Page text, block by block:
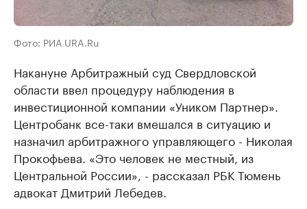
Фото: РИА URA.Ru
Накануне Арбитражный суд Свердловской
области ввел процедуру наблюдения в
инвестиционной компании «Уником Партнер».
Центробанк все-таки вмешался в ситуацию и
назначил арбитражного управляющего - Николая
Прокофьева. «Это человек не местный, из
Центральной России», - рассказал РБК Тюмень
адвокат Дмитрий Лебедев.